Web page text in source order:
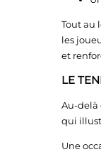
Tout au
les
et
LE
Au-delà
qui
Une